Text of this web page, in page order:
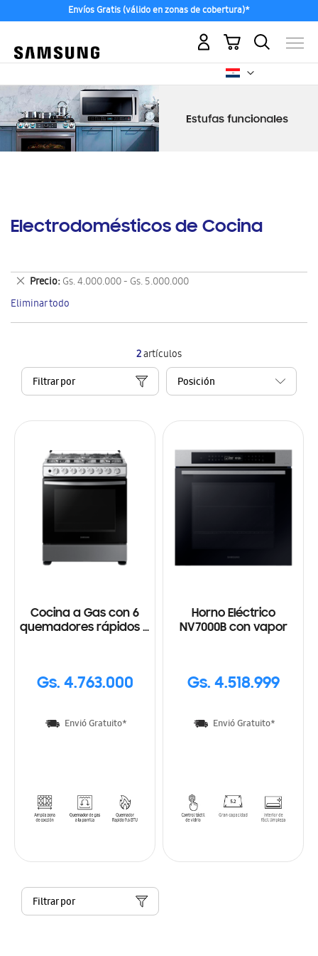
Envíos Gratis (válido en zonas de cobertura)*
Mi carrito
Electrodomésticos de Cocina
2artículos
Filtrar por
Cocina a Gas con 6
quemadores rápidos y
Gs. 4.763.000
Envió Gratuito*
Horno Eléctrico
NV7000B con vapor
Gs. 4.518.999
Envió Gratuito*
Filtrar por
Precio Gs. 4.000.000 - Gs. 5.000.000
Eliminar
este
artículo
Eliminar todo